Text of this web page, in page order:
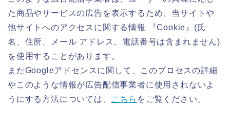
た商品やサービスの広告を表示するため、当サイトや
他サイトへのアクセスに関する情報 『Cookie』(氏
名、住所、メール アドレス、電話番号は含まれません)
を使用することがあります。
またGoogleアドセンスに関して、このプロセスの詳細
やこのような情報が広告配信事業者に使用されないよ
うにする方法については、
こちら をご覧ください。